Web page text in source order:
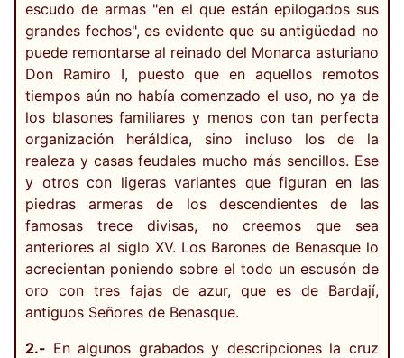
escudo de armas "en el que están epilogados sus
grandes fechos", es evidente que su antigüedad no
puede remontarse al reinado del Monarca asturiano
Don Ramiro I, puesto que en aquellos remotos
tiempos aún no había comenzado el uso, no ya de
los blasones familiares y menos con tan perfecta
organización heráldica, sino incluso los de la
realeza y casas feudales mucho más sencillos. Ese
y otros con ligeras variantes que figuran en las
piedras armeras de los descendientes de las
famosas trece divisas, no creemos que sea
anteriores al siglo XV. Los Barones de Benasque lo
acrecientan poniendo sobre el todo un escusón de
oro con tres fajas de azur, que es de Bardají,
antiguos Señores de Benasque.
2.- En algunos grabados y descripciones la cruz